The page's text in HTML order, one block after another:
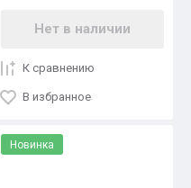
Нет в наличии
К сравнению
В избранное
Новинка